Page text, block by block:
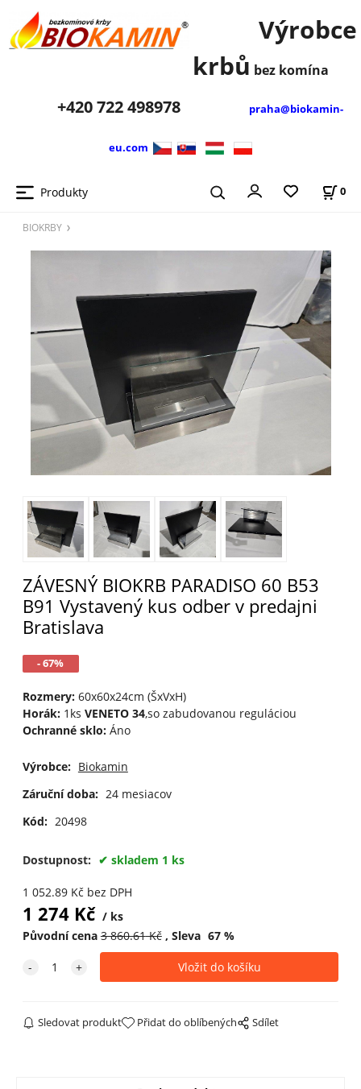
Výrobce
krbů bez komína
+420722 498978 praha@biokamin-
eu.com
Produkty 0
BIOKRBY
ZÁVESNÝ BIOKRB PARADISO 60 B53
B91 Vystavený kus odber v predajni
Bratislava
- 67%
Rozmery:60x60x24cm (ŠxVxH)
Horák: 1ks VENETO 34,so zabudovanou reguláciou
Ochranné sklo:Áno
Výrobce: Biokamin
Záruční doba: 24 mesiacov
Kód: 20498
Dostupnost: skladem 1 ks
1 052.89Kč bez DPH
1 274Kč
ks
Původní cena 3 860.61Kč Sleva 67%
Sledovat produkt Přidat do oblíbených Sdílet